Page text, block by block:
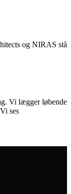
og NIRAS stå
Vi lægger løbende
ses